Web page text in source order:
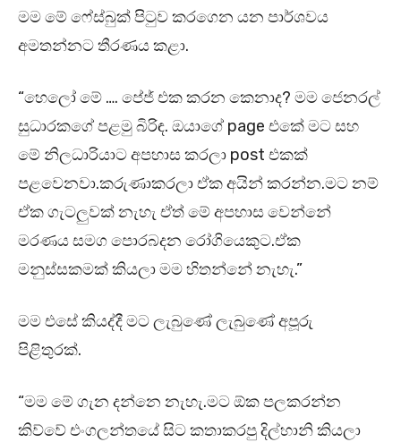
මම මේ ෆේස්බුක් පිටුව කරගෙන යන පාර්ශවය
අමතන්නට තීරණය කළා.
“හෙලෝ මේ …. පේජ් එක කරන කෙනාද? මම ජෙනරල්
සුධාරකගේ පළමු බිරිඳ. ඔයාගේ page එකේ මට සහ
මේ නිලධාරියාට අපහාස කරලා post එකක්
පළවෙනවා.කරුණාකරලා ඒක අයින් කරන්න.මට නම්
ඒක ගැටලුවක් නැහැ ඒත් මේ අපහාස වෙන්නේ
මරණය සමග පොරබදන රෝගියෙකුට.ඒක
මනුස්සකමක් කියලා මම හිතන්නේ නැහැ.”
මම එසේ කියද්දී මට ලැබුණේ ලැබුණේ අපූරු
පිළිතුරක්.
“මම මේ ගැන දන්නෙ නැහැ.මට ඕක පලකරන්න
කිව්වේ එංගලන්තයේ සිට කතාකරපු දිල්හානි කියලා